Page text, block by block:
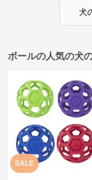
犬
ボールの人気の犬
SALE